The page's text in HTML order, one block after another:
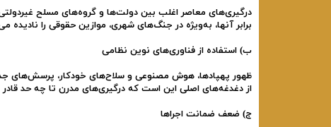
درگیری‌های معاصر اغلب بین دولت‌ها و گروه‌های مسلح
برابر آنها، به‌ویژه در جنگ‌های شهری، موازین حقوقی را نادیده
ب) استفاده از فناوری‌های نوین نظامی
ظهور پهپادها، هوش مصنوعی و سلاح‌های خودکار، پرسش‌های
از دغدغه‌های اصلی این است که درگیری‌های مدرن تا چه حد
ج) ضعف ضمانت اجراها